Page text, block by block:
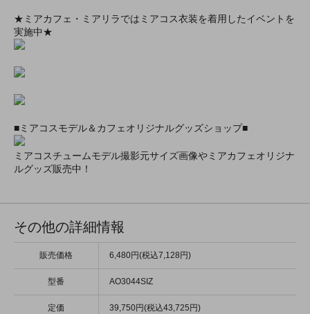
★ミアカフェ・ミアリラではミアコス衣装を着用したイベントを
実施中★
■ミアコスモデル＆カフェオリジナルグッズショップ■
ミアコスチュームモデル撮影元サイズ画像やミアカフェオリジナ
ルグッズ販売中！
その他の詳細情報
販売価格 6,480円(税込7,128円)
型番 AO3044SIZ
定価 39,750円(税込43,725円)